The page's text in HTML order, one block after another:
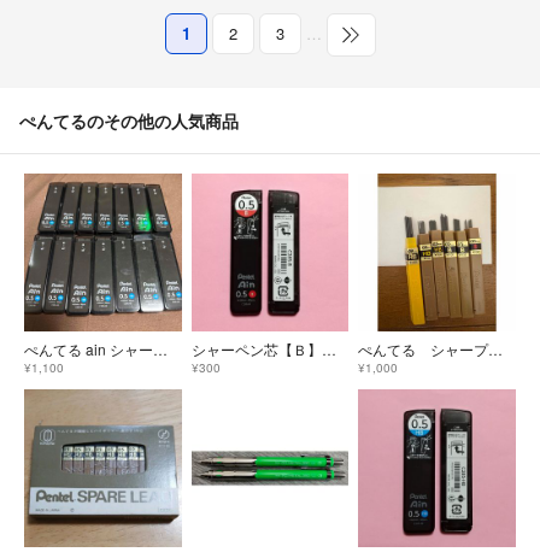
1 2 3 …
ぺんてるのその他の人気商品
ぺんてる ain シャー芯 未使用 14個セット HB 0.5
¥1,100
シャーペン芯【Ｂ】２つ
¥300
ぺんてる シャープペンシルの芯 シャー芯 0.9 0.5 昭和レトロ
¥1,000